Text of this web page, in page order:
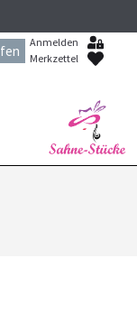
Anmelden
Merkzettel